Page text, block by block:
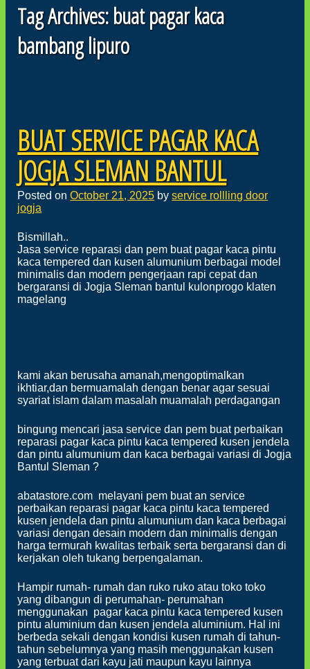
Tag Archives:buat pagar kaca
bambang lipuro
Post navigation
BUAT SERVICE PAGAR KACA
JOGJA SLEMAN BANTUL
Posted onOctober 21, 2025 byservice rollling door
jogja
Bismillah..
Jasa service reparasi dan pem buat pagar kaca pintu
kaca tempered dan kusen alumunium berbagai model
minimalis dan modern pengerjaan rapi cepat dan
bergaransi di Jogja Sleman bantul kulonprogo klaten
magelang
kami akan berusaha amanah,mengoptimalkan
ikhtiar,dan bermuamalah dengan benar agar sesuai
syariat islam dalam masalah muamalah perdagangan
bingung mencari jasa service dan pem buat perbaikan
reparasi pagar kaca pintu kaca tempered kusen jendela
dan pintu alumunium dan kaca berbagai variasi di Jogja
Bantul Sleman ?
abatastore.com melayani pem buat an service
perbaikan reparasi pagar kaca pintu kaca tempered
kusen jendela dan pintu alumunium dan kaca berbagai
variasi dengan desain modern dan minimalis dengan
harga termurah kwalitas terbaik serta bergaransi dan di
kerjakan oleh tukang berpengalaman.
Hampir rumah- rumah dan ruko ruko atau toko toko
yang dibangun di perumahan- perumahan
menggunakan pagar kaca pintu kaca tempered kusen
pintu aluminium dan kusen jendela aluminium. Hal ini
berbeda sekali dengan kondisi kusen rumah di tahun-
tahun sebelumnya yang masih menggunakan kusen
yang terbuat dari kayu jati maupun kayu lainnya